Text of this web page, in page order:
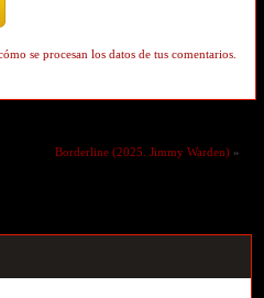
se procesan los datos de tus comentarios.
Borderline (2025. Jimmy Warden) »